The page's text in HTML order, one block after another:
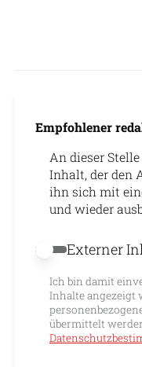
Empfohlener
An dieser
Inhalt, der den
ihn sich mit
und wieder
Externer Inhalt
Externer
Ich bin damit
Inhalte angezeigt
übermittelt